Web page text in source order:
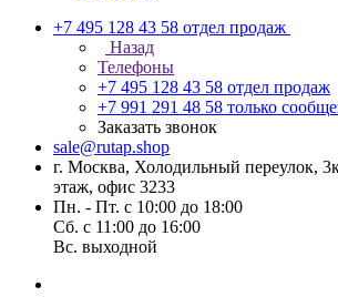
+7 495 128 43 58 отдел продаж
Назад
Телефоны
+7 495 128 43 58 отдел продаж
+7 991 291 48 58 только
Заказать звонок
sale@rutap.shop
г. Москва, Холодильный переулок,
этаж, офис 3233
Пн. - Пт. с 10:00 до 18:00
Сб. с 11:00 до 16:00
Вс. выходной